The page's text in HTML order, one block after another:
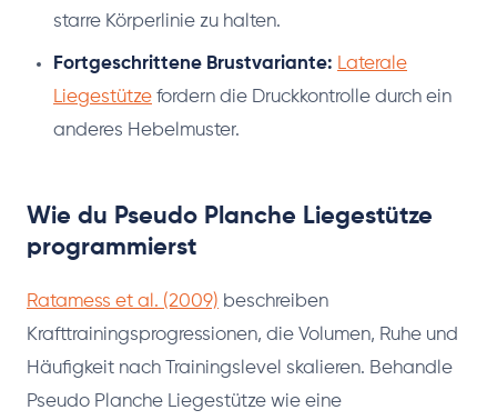
starre Körperlinie zu halten.
Fortgeschrittene Brustvariante: Laterale
Liegestütze fordern die Druckkontrolle durch ein
anderes Hebelmuster.
Wie du Pseudo Planche Liegestütze
programmierst
Ratamess et al. (2009) beschreiben
Krafttrainingsprogressionen, die Volumen, Ruhe und
Häufigkeit nach Trainingslevel skalieren. Behandle
Pseudo Planche Liegestütze wie eine